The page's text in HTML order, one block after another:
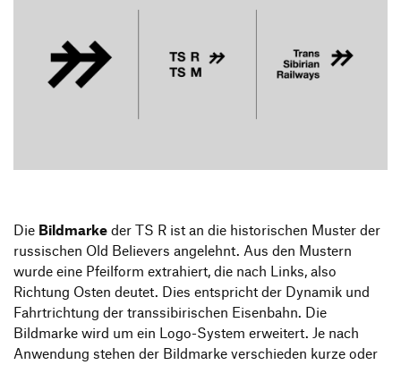
Die Bildmarke der TS R ist an die historischen Muster der
russischen Old Believers angelehnt. Aus den Mustern
wurde eine Pfeilform extrahiert, die nach Links, also
Richtung Osten deutet. Dies entspricht der Dynamik und
Fahrtrichtung der transsibirischen Eisenbahn. Die
Bildmarke wird um ein Logo-System erweitert. Je nach
Anwendung stehen der Bildmarke verschieden kurze oder